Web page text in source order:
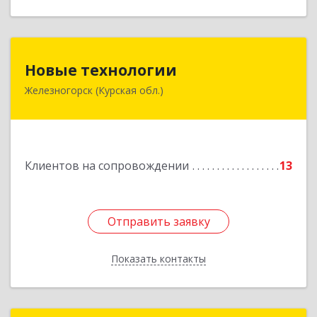
Новые технологии
Железногорск (Курская обл.)
Клиентов на сопровождении 13
Отправить заявку
Показать контакты
307170, Курская обл, Железногорский р-н,
Подробнее
Отправить заявку
Назад